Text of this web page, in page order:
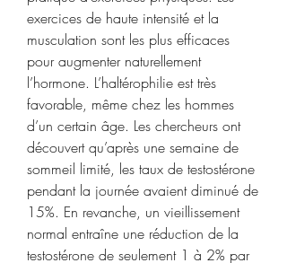
exercices de haute intensité et la
musculation sont les plus efficaces
pour augmenter naturellement
l’hormone. L’haltérophilie est très
favorable, même chez les hommes
d’un certain âge. Les chercheurs ont
découvert qu’après une semaine de
sommeil limité, les taux de testostérone
pendant la journée avaient diminué de
15%. En revanche, un vieillissement
normal entraîne une réduction de la
testostérone de seulement 1 à 2% par